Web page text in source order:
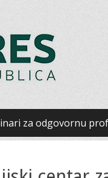
aktivizam
za odgovornu